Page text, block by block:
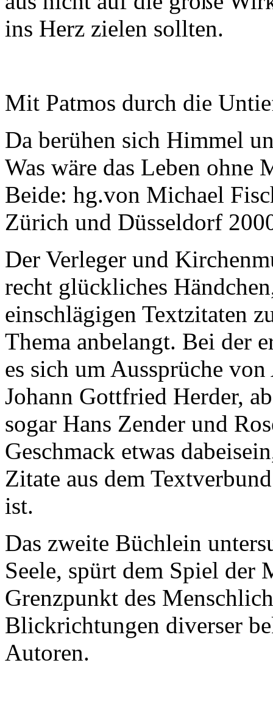
ins Herz zielen sollten.
Mit Patmos durch die
Da berühen sich Himmel
Was wäre das Leben ohne
Beide: hg.von Michael
Zürich und Düsseldorf
Der Verleger und
recht glückliches
einschlägigen Textzitaten
Thema anbelangt. Bei der
es sich um Aussprüche
Johann Gottfried Herder,
sogar Hans Zender und
Geschmack etwas
Zitate aus dem
ist.
Das zweite Büchlein
Seele, spürt dem Spiel der
Grenzpunkt des
Blickrichtungen diverser
Autoren.